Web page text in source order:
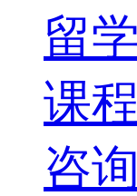
留
课
咨